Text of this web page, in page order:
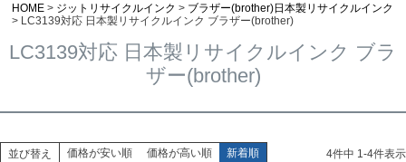
HOME ジットリサイクルインク
ブラザー(brother)日本製リサイクルインク
LC3139対応 日本製リサイクルインク ブラザー(brother)
LC3139対応 日本製リサイクルインク ブラ
ザー(brother)
並び替え 価格が安い順 価格が高い順 新着順 4件中 1-4件表示